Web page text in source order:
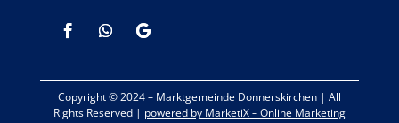
Copyright © 2024 – Marktgemeinde Donnerskirchen | All
Rights Reserved | powered by MarketiX – Online Marketing